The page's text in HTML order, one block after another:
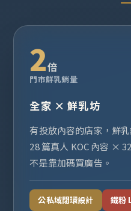
2倍
門市鮮乳銷量
全家 × 鮮乳坊
有投放內容的店家，鮮
28 篇真人 KOC 內容 ×
不是靠加碼買廣告。
公私域閉環設計 鐵粉